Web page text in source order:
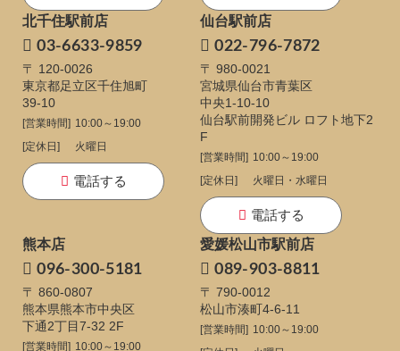
北千住駅前店
03-6633-9859
〒 120-0026
東京都足立区千住旭町
39-10
[営業時間] 10:00～19:00
[定休日]
火曜日
電話する
仙台駅前店
022-796-7872
〒 980-0021
宮城県仙台市青葉区
中央1-10-10
仙台駅前開発ビル ロフト地下2
F
[営業時間] 10:00～19:00
[定休日]
火曜日・水曜日
電話する
熊本店
096-300-5181
〒 860-0807
熊本県熊本市中央区
下通2丁目7-32 2F
[営業時間] 10:00～19:00
愛媛松山市駅前店
089-903-8811
〒 790-0012
松山市湊町4-6-11
[営業時間] 10:00～19:00